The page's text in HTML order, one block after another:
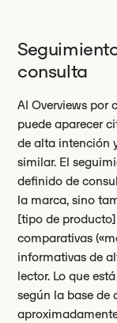
consulta
AI Overviews por
puede aparecer
de alta intención
similar. El
definido de
la marca, sino
[tipo de
comparativas
informativas de
lector. Lo que
según la base de